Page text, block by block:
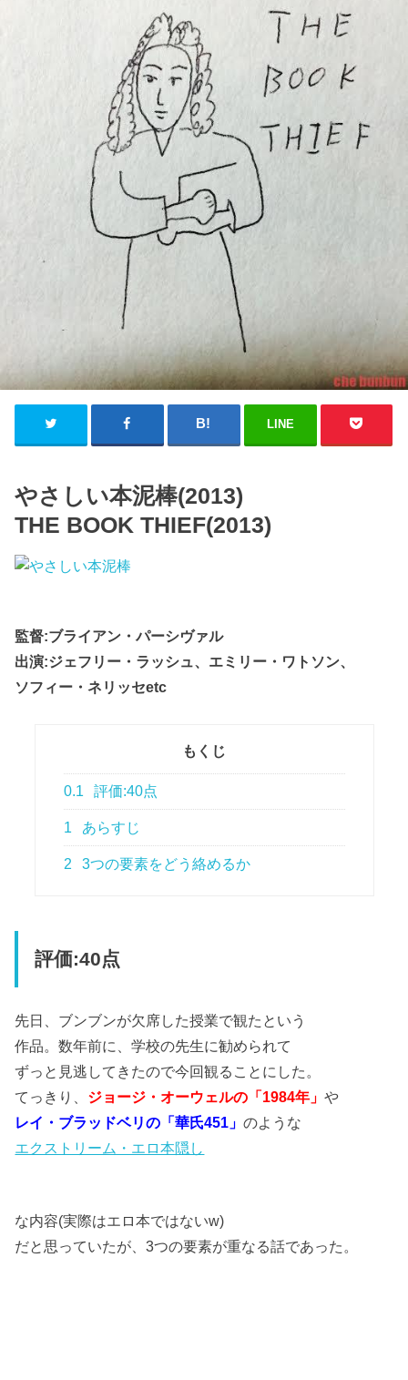
LINE
やさしい本泥棒(2013)
THE BOOK THIEF(2013)
監督:ブライアン・パーシヴァル
出演:ジェフリー・ラッシュ、エミリー・ワトソン、
ソフィー・ネリッセetc
もくじ
0.1 評価:40点
1 あらすじ
2 3つの要素をどう絡めるか
評価:40点
先日、ブンブンが欠席した授業で観たという
作品。数年前に、学校の先生に勧められて
ずっと見逃してきたので今回観ることにした。
てっきり、 ジョージ・オーウェルの「1984年」や
レイ・ブラッドベリの「華氏451」のような
エクストリーム・エロ本隠し
な内容(実際はエロ本ではないw)
だと思っていたが、3つの要素が重なる話であった。